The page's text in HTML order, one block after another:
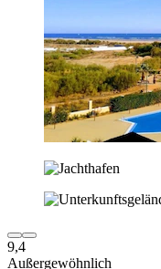
9,4
Außergewöhnlich